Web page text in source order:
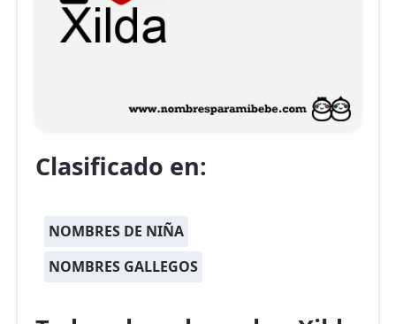
Clasificado en:
NOMBRES DE NIÑA
NOMBRES GALLEGOS